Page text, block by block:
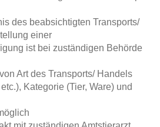
des beabsichtigten Transports/
einer
ist bei zuständigen Behörde
Art des Transports/ Handels
Kategorie (Tier, Ware) und